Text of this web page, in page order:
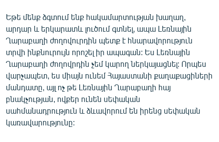
Եթե մենք ձգտում ենք հակամարտության խաղաղ,
արդար և երկարատև լուծում գտնել, ապա Լեռնային
Ղարաբաղի ժողովուրդին պետք է հնարավորություն
տրվի ինքնուրույն որոշել իր ապագան: Ես Լեռնային
Ղարաբաղի ժողովրդին չեմ կարող ներկայացնել: Որպես
վարչապետ, ես միայն ունեմ Հայաստանի քաղաքացիների
մանդատը, այլ ոչ թե Լեռնային Ղարաբաղի հայ
բնակչության, ովքեր ունեն սեփական
սահմանադրություն և ձևավորում են իրենց սեփական
կառավարությունը: